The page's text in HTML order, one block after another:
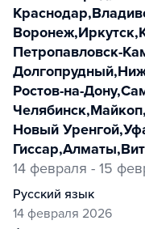
Краснодар,
Воронеж,Иркутск,
Петропавловск-
Долгопрудный,
Ростов-на-Дону,
Челябинск,Майкоп,
Новый Уренгой,
Гиссар,Алматы,
14 февраля - 15
русский язык
14 февраля 2026